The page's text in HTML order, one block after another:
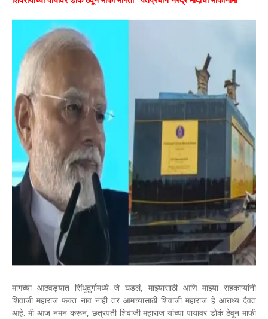
मागच्या आठवड्यात सिंधुदुर्गामध्ये जे घडलं, माझ्यासाठी आणि माझ्या सहकाऱ्यांनी
शिवाजी महाराज फक्त नाव नाही तर आमच्यासाठी शिवाजी महाराज हे आराध्य दैवत
आहे. मी आज नमन करून, छत्रपती शिवाजी महाराज यांच्या पायावर डोकं ठेवून माफी